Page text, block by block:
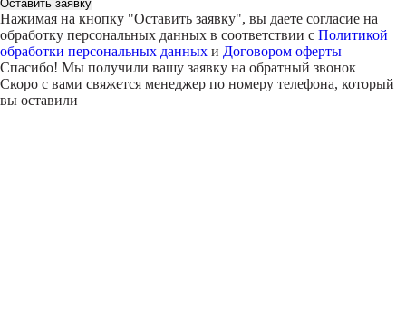
Оставить заявку
Нажимая на кнопку "Оставить заявку", вы даете согласие на
обработку персональных данных в соответствии с Политикой
обработки персональных данных и Договором оферты
Спасибо! Мы получили вашу заявку на обратный звонок
Скоро с вами свяжется менеджер по номеру телефона, который
вы оставили